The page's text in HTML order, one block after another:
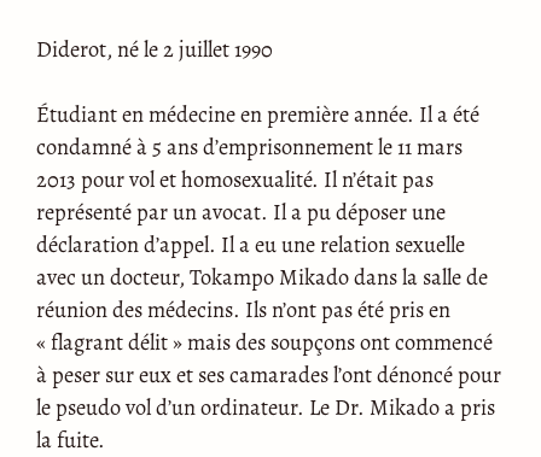
Diderot, né le 2 juillet 1990
Étudiant en médecine en première année. Il a été
condamné à 5 ans d’emprisonnement le 11 mars
2013 pour vol et homosexualité. Il n’était pas
représenté par un avocat. Il a pu déposer une
déclaration d’appel. Il a eu une relation sexuelle
avec un docteur, Tokampo Mikado dans la salle de
réunion des médecins. Ils n’ont pas été pris en
« flagrant délit » mais des soupçons ont commencé
à peser sur eux et ses camarades l’ont dénoncé pour
le pseudo vol d’un ordinateur. Le Dr. Mikado a pris
la fuite.